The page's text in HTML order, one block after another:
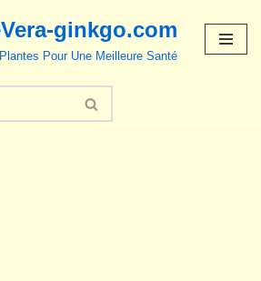
ginkgo.com
Pour Une Meilleure Santé